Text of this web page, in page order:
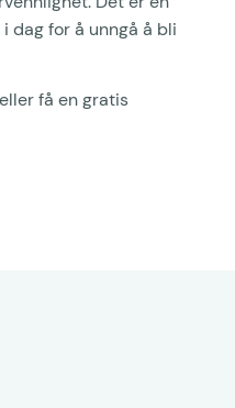
dag for å unngå å bli
få en gratis